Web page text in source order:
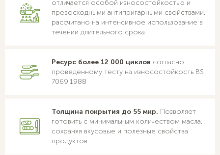
отличается особой износостойкостью и
превосходными антипригарными свойствами,
рассчитано на интенсивное использование в
течении длительного срока
Ресурс более 12 000 циклов согласно
проведенному тесту на износостойкость BS
7069:1988
Толщина покрытия до 55 мкр. Позволяет
готовить с минимальным количеством масла,
сохраняя вкусовые и полезные свойства
продуктов